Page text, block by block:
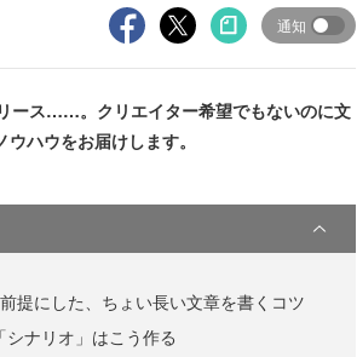
通知
ース……。クリエイター希望でもないのに文
ハウをお届けします。
提にした、ちょい長い文章を書くコツ
ナリオ」はこう作る